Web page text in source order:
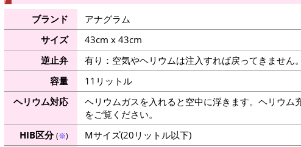
ブランド
アナグラム
サイズ
43cm x 43cm
逆止弁
有り：空気やヘリウムは注入すれば戻ってきません
容量
11リットル
ヘリウム対応
ヘリウムガスを入れると空中に浮きます。ヘリウム
をご覧ください。
HIB区分(※)
Mサイズ(20リットル以下)